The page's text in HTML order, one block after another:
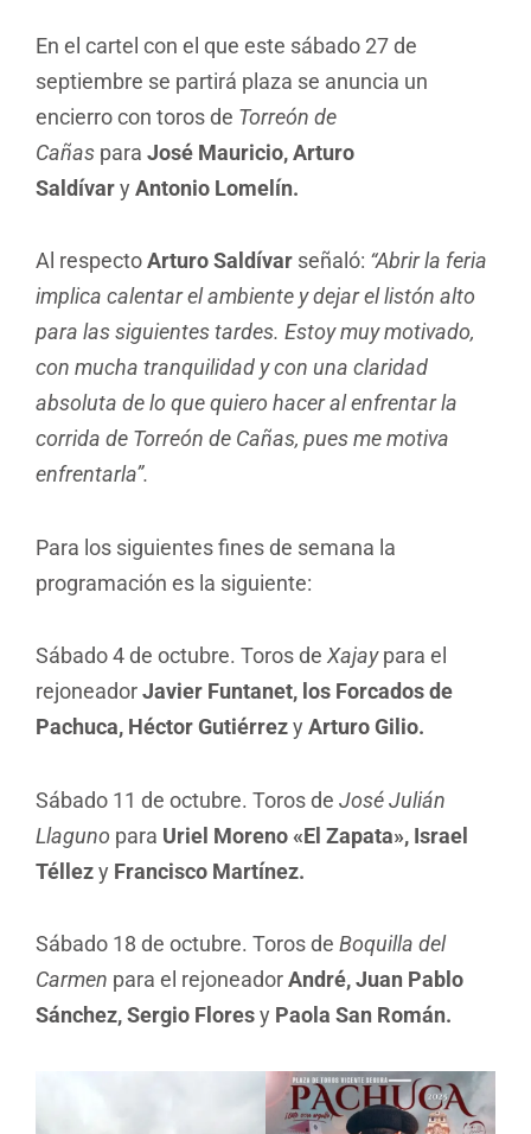
En el cartel con el que este sábado 27 de
septiembre se partirá plaza se anuncia un
encierro con toros de Torreón de
Cañas para José Mauricio, Arturo
Saldívary Antonio Lomelín.
Al respectoArturo Saldívar señaló: “Abrir la feria
implica calentar el ambiente y dejar el listón alto
para las siguientes tardes. Estoy muy motivado,
con mucha tranquilidad y con una claridad
absoluta de lo que quiero hacer al enfrentar la
corrida de Torreón de Cañas, pues me motiva
enfrentarla”.
Para los siguientes fines de semana la
programación es la siguiente:
Sábado 4 de octubre. Toros de Xajaypara el
rejoneadorJavier Funtanet, los Forcados de
Pachuca, Héctor Gutiérrezy Arturo Gilio.
Sábado 11 de octubre. Toros de José Julián
Llaguno para Uriel Moreno «El Zapata», Israel
Téllezy Francisco Martínez.
Sábado 18 de octubre. Toros de Boquilla del
Carmen para el rejoneadorAndré, Juan Pablo
Sánchez, Sergio Floresy Paola San Román.